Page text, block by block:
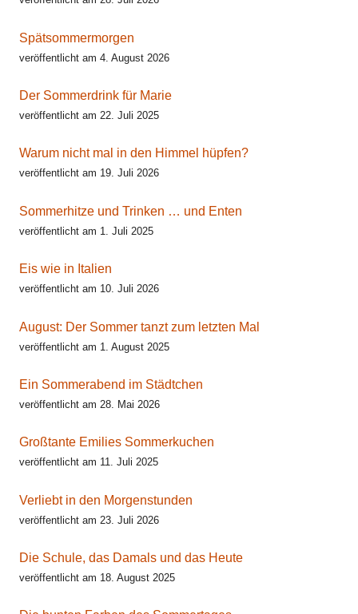
Spätsommermorgen
veröffentlicht am 4. August 2026
Der Sommerdrink für Marie
veröffentlicht am 22. Juli 2025
Warum nicht mal in den Himmel hüpfen?
veröffentlicht am 19. Juli 2026
Sommerhitze und Trinken … und Enten
veröffentlicht am 1. Juli 2025
Eis wie in Italien
veröffentlicht am 10. Juli 2026
August: Der Sommer tanzt zum letzten Mal
veröffentlicht am 1. August 2025
Ein Sommerabend im Städtchen
veröffentlicht am 28. Mai 2026
Großtante Emilies Sommerkuchen
veröffentlicht am 11. Juli 2025
Verliebt in den Morgenstunden
veröffentlicht am 23. Juli 2026
Die Schule, das Damals und das Heute
veröffentlicht am 18. August 2025